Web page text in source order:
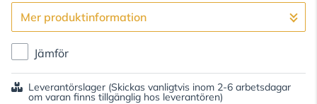
Gå till kassan
Mer produktinformation
Jämför
Leverantörslager (Skickas vanligtvis inom 2-6 arbetsdagar
om varan finns tillgänglig hos leverantören)